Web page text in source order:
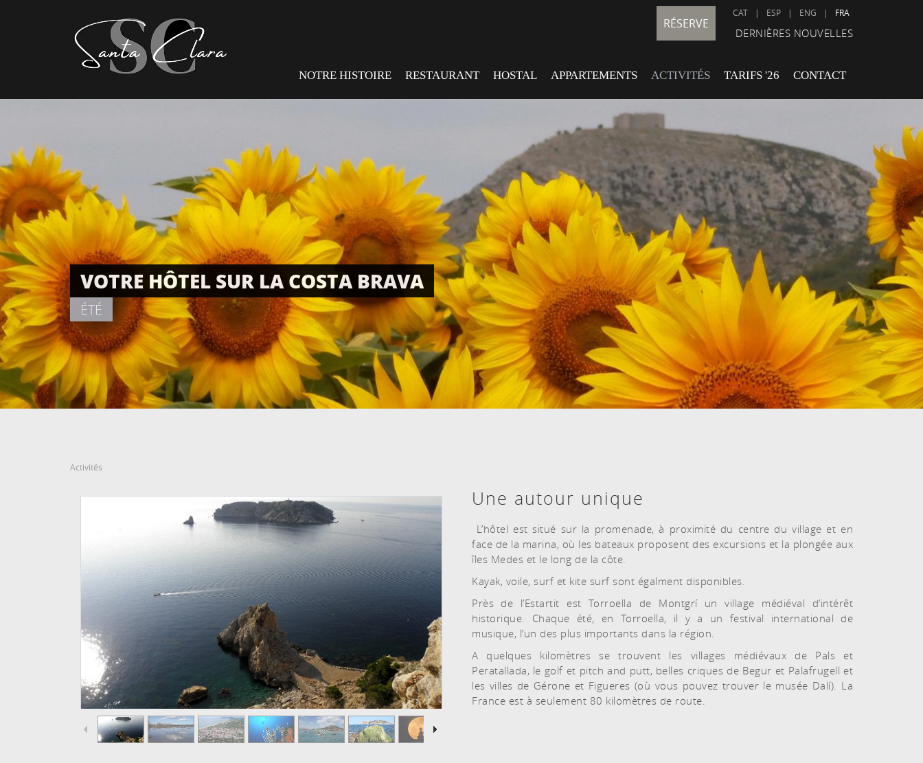
RÉSERVE
CAT | ESP | ENG | FRA
DERNIÈRES NOUVELLES
NOTRE HISTOIRE RESTAURANT HOSTAL APPARTEMENTS ACTIVITÉS TARIFS '26 CONTACT
VOTRE HÔTEL SUR LA COSTA BRAVA
ÉTÉ
Activités
Une autour unique
L’hôtel est situé sur la promenade, à proximité du centre du village et en
face de la marina, où les bateaux proposent des excursions et la plongée aux
îles Medes et le long de la côte.
Kayak, voile, surf et kite surf sont égalment disponibles.
Près de l’Estartit est Torroella de Montgrí un village médiéval d’intérêt
historique. Chaque été, en Torroella, il y a un festival international de
musique, l’un des plus importants dans la région.
A quelques kilomètres se trouvent les villages médiévaux de Pals et
Peratallada, le golf et pitch and putt, belles criques de Begur et Palafrugell et
les villes de Gérone et Figueres (où vous pouvez trouver le musée Dalí). La
France est à seulement 80 kilomètres de route.